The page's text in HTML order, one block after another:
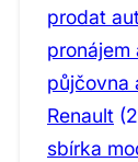
prodat
pronájem
půjčovna
Renault
sbírka